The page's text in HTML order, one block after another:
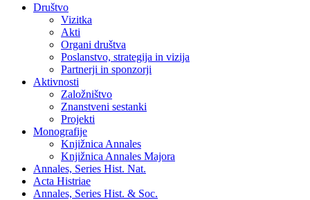
Društvo
Vizitka
Akti
Organi društva
Poslanstvo, strategija in vizija
Partnerji in sponzorji
Aktivnosti
Založništvo
Znanstveni sestanki
Projekti
Monografije
Knjižnica Annales
Knjižnica Annales Majora
Annales, Series Hist. Nat.
Acta Histriae
Annales, Series Hist. & Soc.